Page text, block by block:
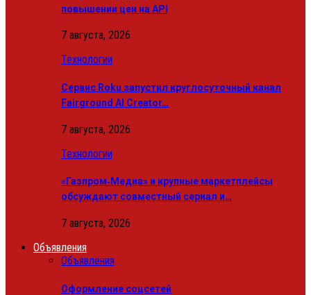
повышении цен на API
7 августа, 2026
Технологии
Сервис Roku запустил круглосуточный канал
Fairground AI Creator…
7 августа, 2026
Технологии
«Газпром‑Медиа» и крупные маркетплейсы
обсуждают совместный сериал и…
7 августа, 2026
Объявления
Объявления
Оформление соцсетей